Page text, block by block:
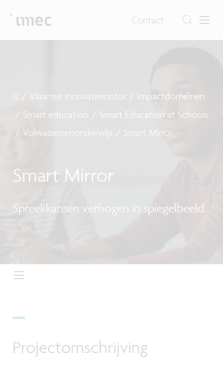
Contact
/ Vlaamse innovatiemotor / Impactdomeinen
/ Smart education / Smart Education at Schools
/ Volwassenenonderwijs / Smart Mirror
Smart Mirror
Spreekkansen verhogen in spiegelbeeld
Projectomschrijving